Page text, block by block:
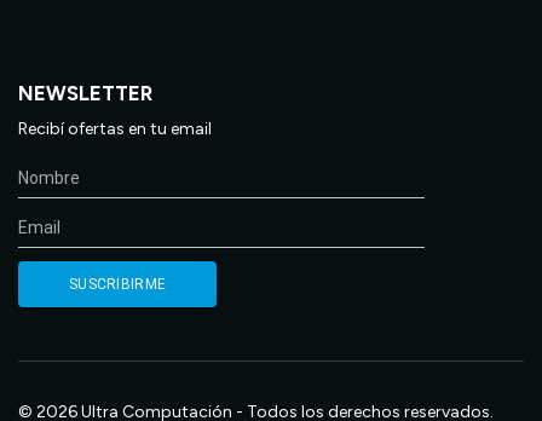
NEWSLETTER
Recibí ofertas en tu email
© 2026 Ultra Computación - Todos los derechos reservados.